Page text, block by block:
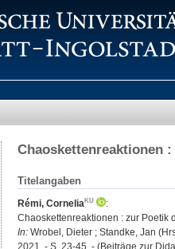
Chaoskettenreaktionen
Titelangaben
Rémi, Cornelia
:
Chaoskettenreaktionen : zur Poetik
In: Wrobel, Dieter ; Standke, Jan